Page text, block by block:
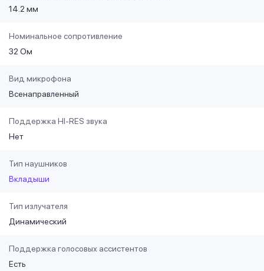
14.2 мм
Номинальное сопротивление
32 Ом
Вид микрофона
Всенаправленный
Поддержка HI-RES звука
Нет
Тип наушников
Вкладыши
Тип излучателя
Динамический
Поддержка голосовых ассистентов
Есть